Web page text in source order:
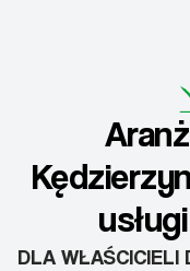
DLA WŁAŚCICIELI